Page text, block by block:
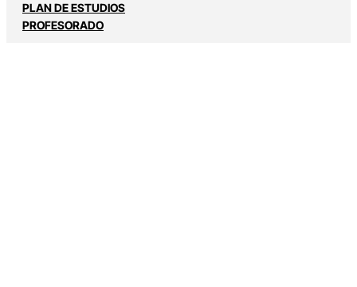
PLAN DE ESTUDIOS
PROFESORADO